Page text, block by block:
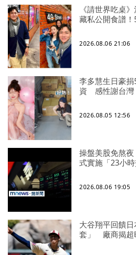
《請世界吃桌
藏私公開食譜
2026.08.06 21:06
李多慧生日豪
資 感性謝台灣
2026.08.05 12:56
操盤美股免熬
式實施「23小時
2026.08.06 19:05
大谷翔平回饋
套」 廠商揭超